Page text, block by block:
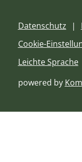
Datenschutz
Cookie-
Leichte Sprache
powered by